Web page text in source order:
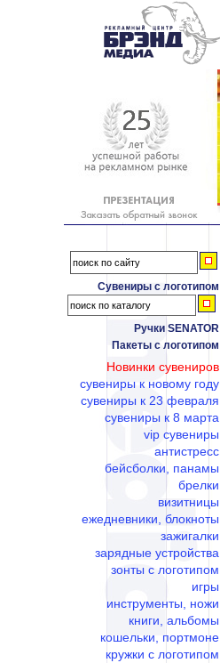
Сувениры с логотипом
Ручки SENATOR
Пакеты с логотипом
Новинки сувениров
сувениры к новому году
сувениры к 23 февраля
сувениры к 8 марта
vip сувениры
антистресс
бейсболки, панамы
брелки
визитницы
ежедневники, блокноты
зажигалки
зарядные устройства
зонты с логотипом
игры
инструменты, ножи
книги, альбомы
кошельки, портмоне
кружки с логотипом